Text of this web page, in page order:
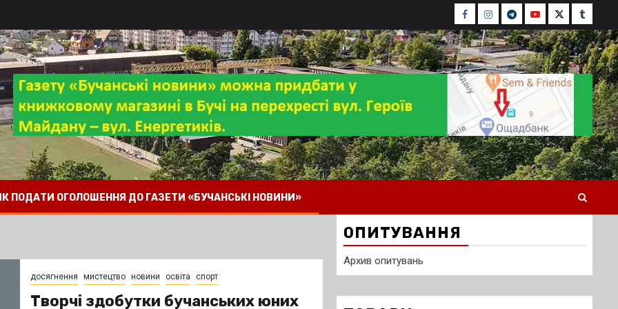
Facebook
Instagram
TelegramYoutubeTwitterTumblr
ПОДАТИ ОГОЛОШЕННЯ ДО ГАЗЕТИ «БУЧАНСЬКІ НОВИНИ»
досягнення мистецтво новини освіта спорт
Творчі здобутки бучанських юних
ОПИТУВАННЯ
Архив опитувань